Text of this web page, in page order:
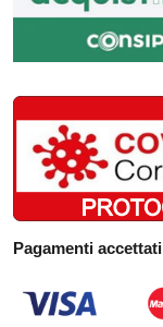
Pagamenti accettati